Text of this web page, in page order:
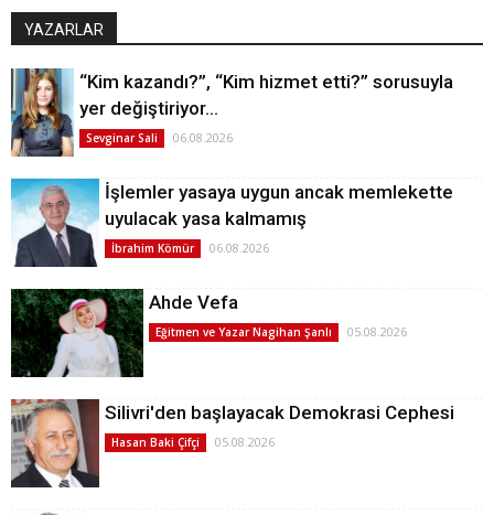
YAZARLAR
“Kim kazandı?”, “Kim hizmet etti?” sorusuyla
yer değiştiriyor…
Sevginar Sali 06.08.2026
İşlemler yasaya uygun ancak memlekette
uyulacak yasa kalmamış
İbrahim Kömür 06.08.2026
Ahde Vefa
Eğitmen ve Yazar Nagihan Şanlı 05.08.2026
Silivri'den başlayacak Demokrasi Cephesi
Hasan Baki Çifçi 05.08.2026